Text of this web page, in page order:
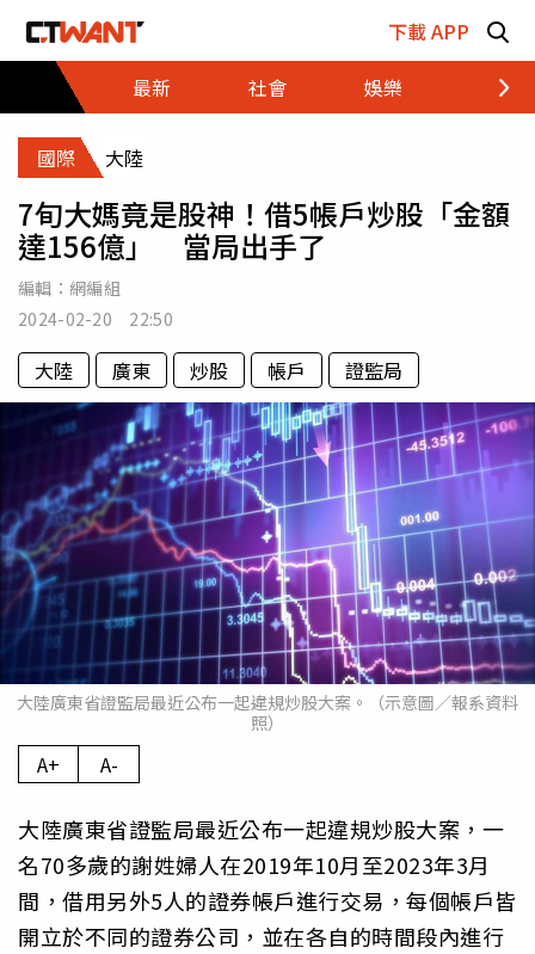
下載 APP
最新
社會 娛樂 財經
國際 大陸
7旬大媽竟是股神！借5帳戶炒股「金額
達156億」 當局出手了
編輯： 網編組
2024-02-20 22:50
大陸 廣東 炒股 帳戶 證監局
大陸廣東省證監局最近公布一起違規炒股大案。（示意圖／報系資料
照）
A+ A-
大陸廣東省證監局最近公布一起違規炒股大案，一
名70多歲的謝姓婦人在2019年10月至2023年3月
間，借用另外5人的證券帳戶進行交易，每個帳戶皆
開立於不同的證券公司，並在各自的時間段內進行